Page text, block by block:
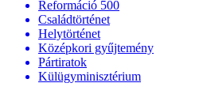
Reformáció 500
Családtörténet
Helytörténet
Középkori gyűjtemény
Pártiratok
Külügyminisztérium